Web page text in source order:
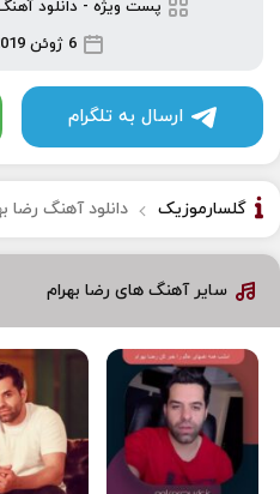
پست ویژه - دانلود
6 ژوئن 2019
ارسال به تلگرام
گلسارموزیک دانلود آهنگ رضا
سایر آهنگ های رضا بهرام